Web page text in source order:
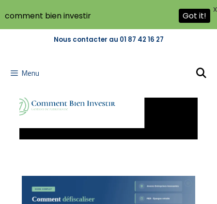
Nous contacter au 01 87 42 16 27
Menu
comment bien investir Got it!
X